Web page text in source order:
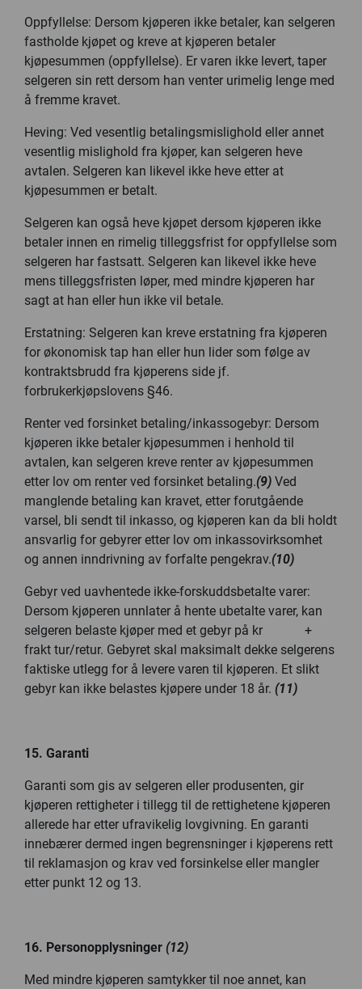
Oppfyllelse: Dersom kjøperen ikke betaler, kan selgeren
fastholde kjøpet og kreve at kjøperen betaler
kjøpesummen (oppfyllelse). Er varen ikke levert, taper
selgeren sin rett dersom han venter urimelig lenge med
å fremme kravet.
Heving: Ved vesentlig betalingsmislighold eller annet
vesentlig mislighold fra kjøper, kan selgeren heve
avtalen. Selgeren kan likevel ikke heve etter at
kjøpesummen er betalt.
Selgeren kan også heve kjøpet dersom kjøperen ikke
betaler innen en rimelig tilleggsfrist for oppfyllelse som
selgeren har fastsatt. Selgeren kan likevel ikke heve
mens tilleggsfristen løper, med mindre kjøperen har
sagt at han eller hun ikke vil betale.
Erstatning: Selgeren kan kreve erstatning fra kjøperen
for økonomisk tap han eller hun lider som følge av
kontraktsbrudd fra kjøperens side jf.
forbrukerkjøpslovens §46.
Renter ved forsinket betaling/inkassogebyr: Dersom
kjøperen ikke betaler kjøpesummen i henhold til
avtalen, kan selgeren kreve renter av kjøpesummen
etter lov om renter ved forsinket betaling.(9) Ved
manglende betaling kan kravet, etter forutgående
varsel, bli sendt til inkasso, og kjøperen kan da bli holdt
ansvarlig for gebyrer etter lov om inkassovirksomhet
og annen inndrivning av forfalte pengekrav.(10)
Gebyr ved uavhentede ikke-forskuddsbetalte varer:
Dersom kjøperen unnlater å hente ubetalte varer, kan
selgeren belaste kjøper med et gebyr på kr +
frakt tur/retur. Gebyret skal maksimalt dekke selgerens
faktiske utlegg for å levere varen til kjøperen. Et slikt
gebyr kan ikke belastes kjøpere under 18 år. (11)
15. Garanti
Garanti som gis av selgeren eller produsenten, gir
kjøperen rettigheter i tillegg til de rettighetene kjøperen
allerede har etter ufravikelig lovgivning. En garanti
innebærer dermed ingen begrensninger i kjøperens rett
til reklamasjon og krav ved forsinkelse eller mangler
etter punkt 12 og 13.
16. Personopplysninger (12)
Med mindre kjøperen samtykker til noe annet, kan